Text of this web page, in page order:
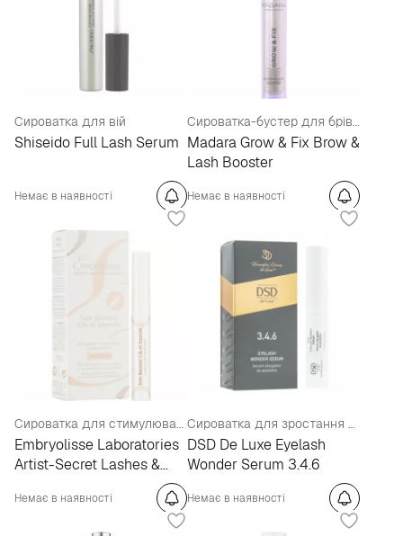
Сироватка для вій
Shiseido Full Lash Serum
Немає в наявності
Сироватка-бустер для брів та вій
Madara Grow & Fix Brow &
Lash Booster
Немає в наявності
Сироватка для стимулювання росту вій та брів
Embryolisse Laboratories
Artist-Secret Lashes &
Немає в наявності
Сироватка для зростання вій
DSD De Luxe Eyelash
Wonder Serum 3.4.6
Немає в наявності